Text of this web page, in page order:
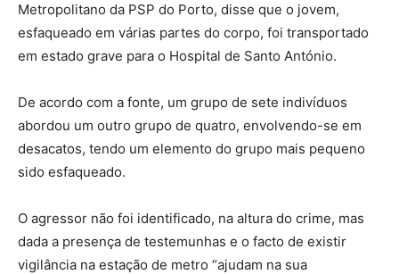
Metropolitano da PSP do Porto, disse que o jovem,
esfaqueado em várias partes do corpo, foi transportado
em estado grave para o Hospital de Santo António.
De acordo com a fonte, um grupo de sete indivíduos
abordou um outro grupo de quatro, envolvendo-se em
desacatos, tendo um elemento do grupo mais pequeno
sido esfaqueado.
O agressor não foi identificado, na altura do crime, mas
dada a presença de testemunhas e o facto de existir
vigilância na estação de metro “ajudam na sua